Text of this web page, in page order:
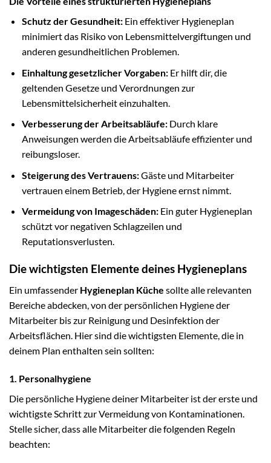
Schutz der Gesundheit:Ein effektiver Hygieneplan
minimiert das Risiko von Lebensmittelvergiftungen und
anderen gesundheitlichen Problemen.
Einhaltung gesetzlicher Vorgaben:Er hilft dir, die
geltenden Gesetze und Verordnungen zur
Lebensmittelsicherheit einzuhalten.
Verbesserung der Arbeitsabläufe:Durch klare
Anweisungen werden die Arbeitsabläufe effizienter und
reibungsloser.
Steigerung des Vertrauens:Gäste und Mitarbeiter
vertrauen einem Betrieb, der Hygiene ernst nimmt.
Vermeidung von Imageschäden:Ein guter Hygieneplan
schützt vor negativen Schlagzeilen und
Reputationsverlusten.
Die wichtigsten Elemente deines Hygieneplans
Ein umfassender Hygieneplan Küche sollte alle relevanten
Bereiche abdecken, von der persönlichen Hygiene der
Mitarbeiter bis zur Reinigung und Desinfektion der
Arbeitsflächen. Hier sind die wichtigsten Elemente, die in
deinem Plan enthalten sein sollten:
1. Personalhygiene
Die persönliche Hygiene deiner Mitarbeiter ist der erste und
wichtigste Schritt zur Vermeidung von Kontaminationen.
Stelle sicher, dass alle Mitarbeiter die folgenden Regeln
beachten: